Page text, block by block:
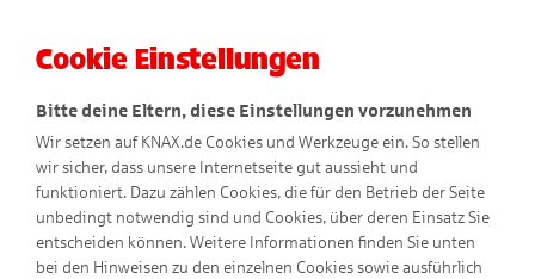
Cookie Einstellungen
Bitte deine Eltern, diese Einstellungen vorzunehmen
Wir setzen auf KNAX.de Cookies und Werkzeuge ein. So stellen
wir sicher, dass unsere Internetseite gut aussieht und
funktioniert. Dazu zählen Cookies, die für den Betrieb der Seite
unbedingt notwendig sind und Cookies, über deren Einsatz Sie
entscheiden können. Weitere Informationen finden Sie unten
bei den Hinweisen zu den einzelnen Cookies sowie ausführlich